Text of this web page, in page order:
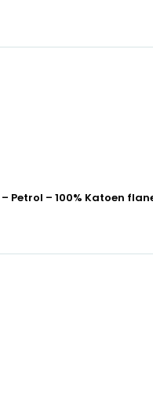
Petrol – 100% Katoen